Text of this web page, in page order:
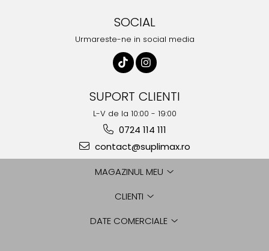
SOCIAL
Urmareste-ne in social media
SUPORT CLIENTI
L-V de la 10:00 - 19:00
0724 114 111
contact@suplimax.ro
MAGAZINUL MEU
CLIENTI
DATE COMERCIALE